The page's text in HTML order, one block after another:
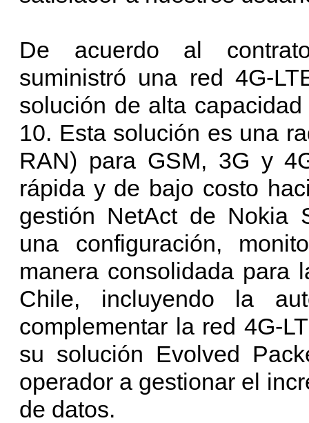
De acuerdo al
suministró una red 4G-
solución de alta
10. Esta solución es una
RAN) para GSM, 3G y
rápida y de bajo costo
gestión NetAct de Nokia
una configuración,
manera consolidada para
Chile, incluyendo la
complementar la red 4G-
su solución Evolved
operador a gestionar el
de datos.